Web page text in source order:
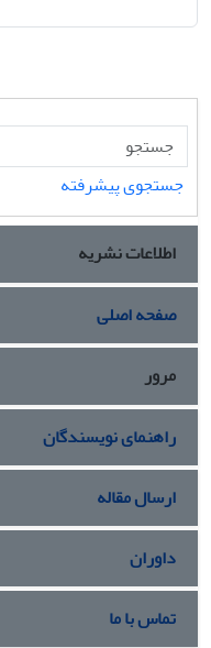
جستجوی پیشرفته
اطلاعات نشریه
صفحه اصلی
مرور
راهنمای نویسندگان
ارسال مقاله
داوران
تماس با ما